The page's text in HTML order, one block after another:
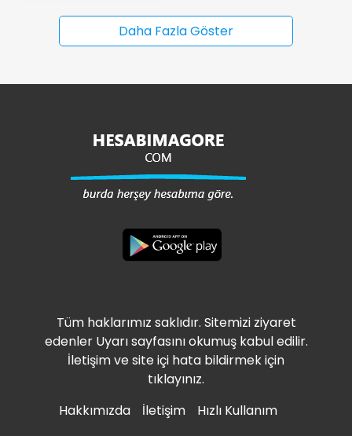
Daha Fazla Göster
Tüm haklarımız saklıdır. Sitemizi ziyaret
edenler Uyarı sayfasını okumuş kabul edilir.
İletişim ve site içi hata bildirmek için
tıklayınız.
Hakkımızda
İletişim Hızlı Kullanım